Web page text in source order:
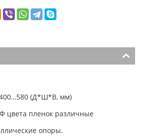
(Д*Ш*В, мм)
цвета пленок различные
опоры.